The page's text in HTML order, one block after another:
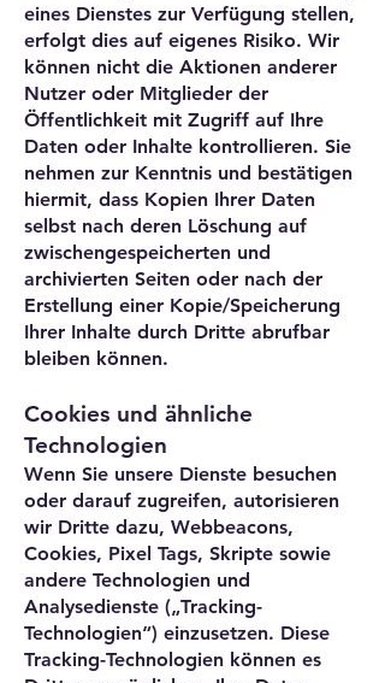
eines Dienstes zur Verfügung stellen,
erfolgt dies auf eigenes Risiko. Wir
können nicht die Aktionen anderer
Nutzer oder Mitglieder der
Öffentlichkeit mit Zugriff auf Ihre
Daten oder Inhalte kontrollieren. Sie
nehmen zur Kenntnis und bestätigen
hiermit, dass Kopien Ihrer Daten
selbst nach deren Löschung auf
zwischengespeicherten und
archivierten Seiten oder nach der
Erstellung einer Kopie/Speicherung
Ihrer Inhalte durch Dritte abrufbar
bleiben können.
Cookies und ähnliche
Technologien
Wenn Sie unsere Dienste besuchen
oder darauf zugreifen, autorisieren
wir Dritte dazu, Webbeacons,
Cookies, Pixel Tags, Skripte sowie
andere Technologien und
Analysedienste („Tracking-
Technologien“) einzusetzen. Diese
Tracking-Technologien können es